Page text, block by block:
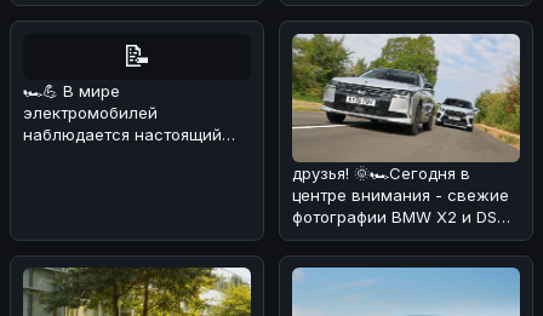
Porsche", на котором предс
📝
🏎💪 В мире
электромобилей
наблюдается настоящий
друзья! 🌞🏎Сегодня в
центре внимания - свежие
фотографии BMW X2 и DS
No4, сделанные на
реальных дор